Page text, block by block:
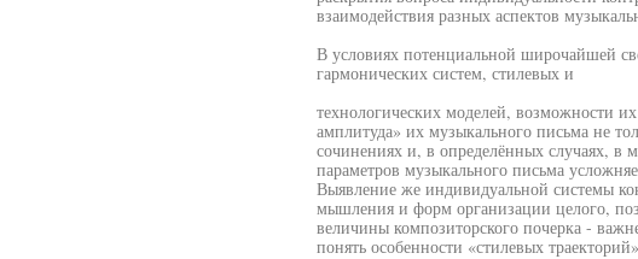
взаимодействия разных аспектов
В условиях потенциальной широчайшей
гармонических систем, стилевых и
технологических моделей, возможности
амплитуда» их музыкального письма не
сочинениях и, в определённых случаях, в
параметров музыкального письма
Выявление же индивидуальной системы
мышления и форм организации целого,
величины композиторского почерка -
понять особенности «стилевых